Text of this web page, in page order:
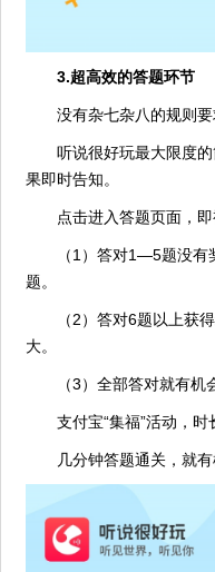
3.超高效的答题环节
没有杂七杂八的规则
听说很好玩最大限度
果即时告知。
点击进入答题页面，即
（1）答对1—5题没
题。
（2）答对6题以上获
大。
（3）全部答对就有
支付宝“集福”活动，时
几分钟答题通关，就